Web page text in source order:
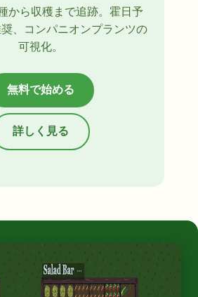
から収穫まで追跡。霍日予
、コンパニオンプランツの
可視化。
無料で始める
詳しく見る